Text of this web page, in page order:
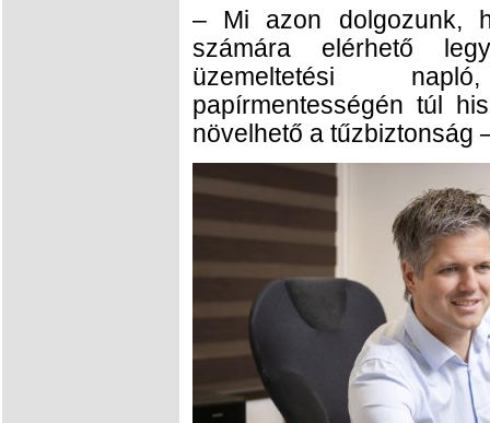
– Mi azon dolgozunk,
számára elérhető
üzemeltetési
papírmentességén túl
növelhető a tűzbiztonság